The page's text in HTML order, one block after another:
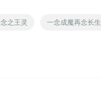
念之王灵 一念成魔再念长生